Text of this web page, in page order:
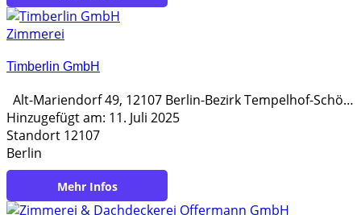
Zimmerei
Timberlin GmbH
Alt-Mariendorf 49, 12107 Berlin-Bezirk Tempelhof-Schöneberg
Hinzugefügt am: 11. Juli 2025
Standort 12107
Berlin
https://timberlin-holzbau.de